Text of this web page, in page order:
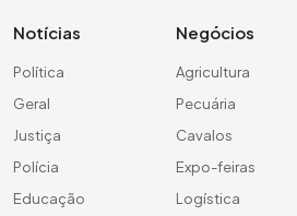
Notícias
Política
Geral
Justiça
Polícia
Educação
Negócios
Agricultura
Pecuária
Cavalos
Expo-feiras
Logística